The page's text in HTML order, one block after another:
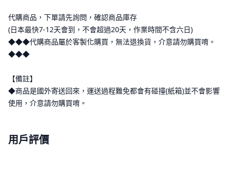
代購商品，下單請先詢問，確認商品庫存
(日本最快7-12天會到，不會超過20天，作業時間不含六日)
◆◆◆代購商品屬於客製化購買，無法退換貨，介意請勿購買唷。
◆◆◆
【備註】
◆商品是國外寄送回來，運送過程難免都會有碰撞(紙箱)並不會影響
使用，介意請勿購買唷。
用戶評價